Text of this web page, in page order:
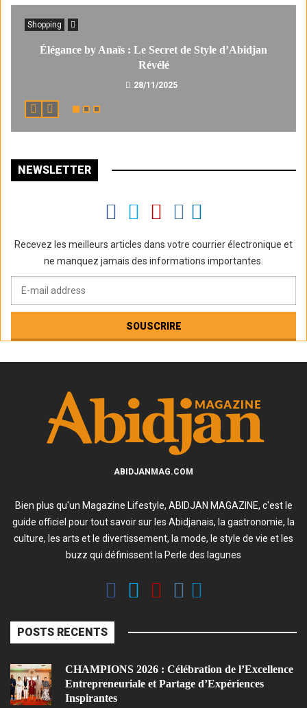
Shopping
Élégance by Anaïs : Le Secret de Style d’Abidjan
Révélé
28/11/2025
NEWSLETTER
Recevez les meilleurs articles dans votre courrier électronique et
ne manquez jamais des informations importantes.
ABIDJANMAG.COM
Bien plus qu'un Magazine Lifestyle, ABIDJAN MAGAZINE, c'est le
guide officiel pour tout savoir sur les Abidjanais, la gastronomie, la
culture, les arts et le divertissement, la mode, le style de vie et les
buzz qui définissent la Perle des lagunes
POSTS RECENTS
CHAMPIONS 2026 : Célébration de l’Excellence
Entrepreneuriale et Partage d’Expériences
Inspirantes